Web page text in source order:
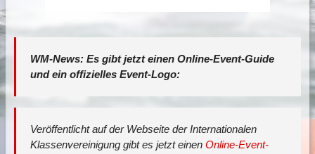
WM-News: Es gibt jetzt einen Online-Event-Guide
und ein offizielles Event-Logo:
Veröffentlicht auf der Webseite der Internationalen
Klassenvereinigung gibt es jetzt einen Online-Event-